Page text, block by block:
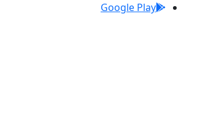
Google Play